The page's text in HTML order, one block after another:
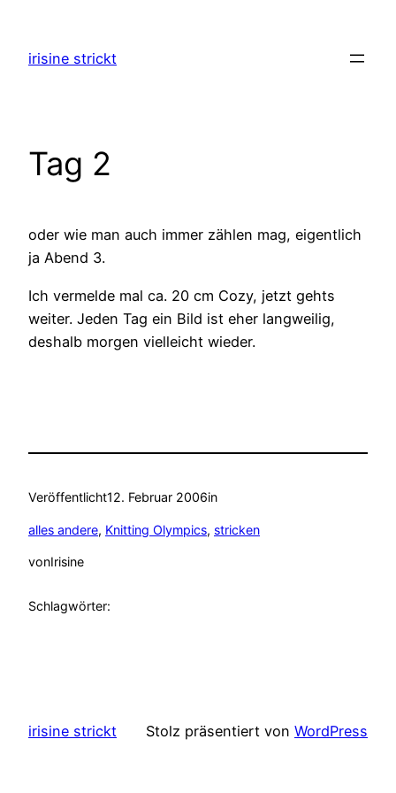
springen
irisine strickt
Tag 2
oder wie man auch immer zählen mag, eigentlich
ja Abend 3.
Ich vermelde mal ca. 20 cm Cozy, jetzt gehts
weiter. Jeden Tag ein Bild ist eher langweilig,
deshalb morgen vielleicht wieder.
Veröffentlicht12. Februar 2006in
alles andere, Knitting Olympics, stricken
vonIrisine
Schlagwörter:
irisine strickt Stolz präsentiert von WordPress